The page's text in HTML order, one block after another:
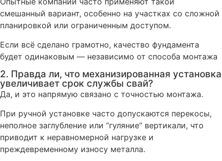
смешанный вариант, особенно на участках со сложной
планировкой или ограниченным доступом.
Если всё сделано грамотно, качество фундамента
будет одинаковым — независимо от способа монтажа
2. Правда ли, что механизированная установка
увеличивает срок службы свай?
Да, и это напрямую связано с точностью монтажа.
При ручной установке часто допускаются перекосы,
неполное заглубление или “гуляние” вертикали, что
приводит к неравномерной нагрузке и
преждевременному износу металла.